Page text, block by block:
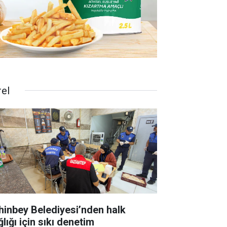
Belediyesi’nden halk
için sıkı denetim